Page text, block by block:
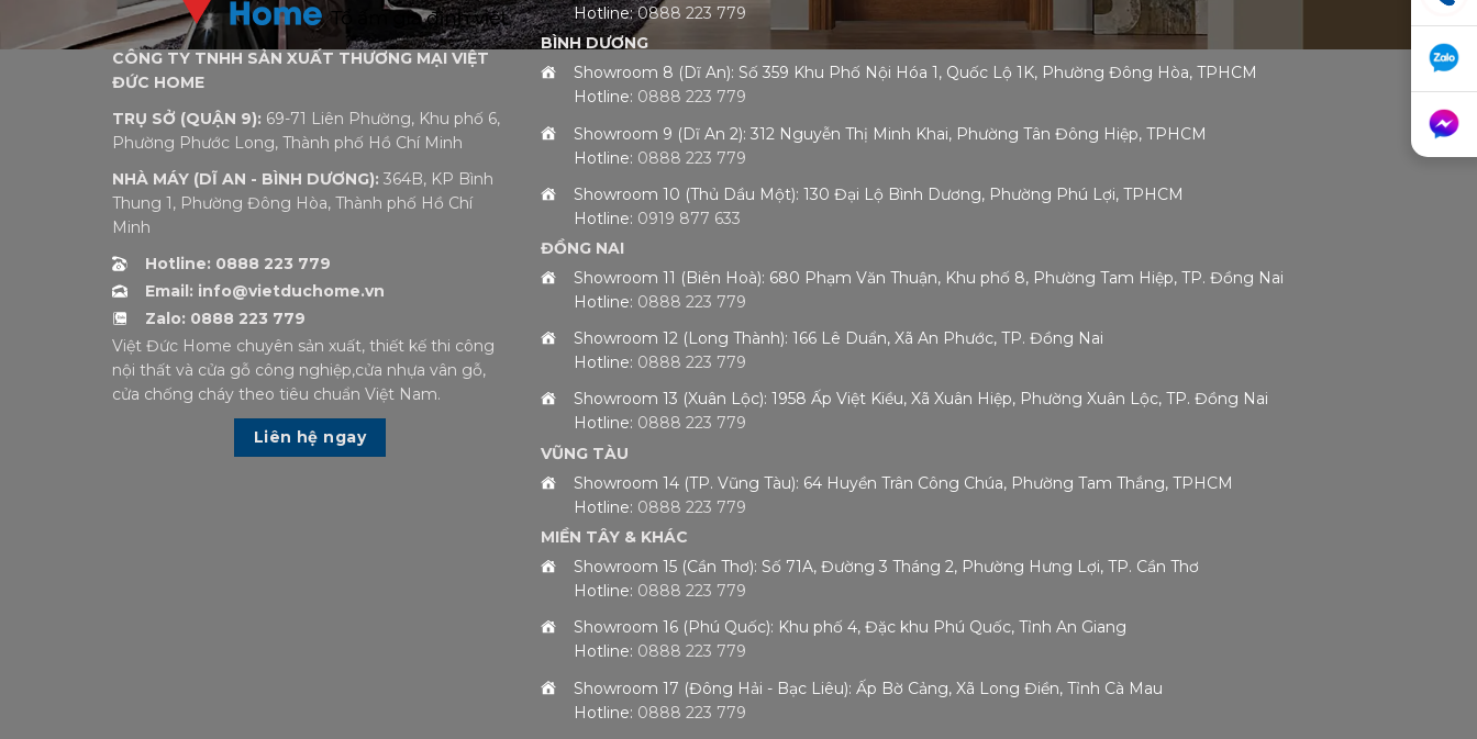
CÔNG TY TNHH SẢN XUẤT THƯƠNG MẠI VIỆT
ĐỨC HOME
TRỤ SỞ (QUẬN 9): 69-71 Liên Phường, Khu phố 6,
Phường Phước Long, Thành phố Hồ Chí Minh
NHÀ MÁY (DĨ AN - BÌNH DƯƠNG): 364B, KP Bình
Thung 1, Phường Đông Hòa, Thành phố Hồ Chí
Minh
Hotline: 0888 223 779
Email: info@vietduchome.vn
Zalo: 0888 223 779
Việt Đức Home chuyên sản xuất, thiết kế thi công
nội thất và cửa gỗ công nghiệp,cửa nhựa vân gỗ,
cửa chống cháy theo tiêu chuẩn Việt Nam.
Liên hệ ngay
Hotline:0888 223 779
BÌNH DƯƠNG
Showroom 8 (Dĩ An): Số 359 Khu Phố Nội Hóa 1, Quốc Lộ 1K, Phường Đông Hòa, TPHCM
Hotline: 0888 223 779
Showroom 9 (Dĩ An 2): 312 Nguyễn Thị Minh Khai, Phường Tân Đông Hiệp, TPHCM
Hotline: 0888 223 779
Showroom 10 (Thủ Dầu Một): 130 Đại Lộ Bình Dương, Phường Phú Lợi, TPHCM
Hotline: 0919 877 633
ĐỒNG NAI
Showroom 11 (Biên Hoà): 680 Phạm Văn Thuận, Khu phố 8, Phường Tam Hiệp, TP. Đồng Nai
Hotline: 0888 223 779
Showroom 12 (Long Thành): 166 Lê Duẩn, Xã An Phước, TP. Đồng Nai
Hotline: 0888 223 779
Showroom 13 (Xuân Lộc): 1958 Ấp Việt Kiều, Xã Xuân Hiệp, Phường Xuân Lộc, TP. Đồng Nai
Hotline: 0888 223 779
VŨNG TÀU
Showroom 14 (TP. Vũng Tàu): 64 Huyền Trân Công Chúa, Phường Tam Thắng, TPHCM
Hotline: 0888 223 779
MIỀN TÂY & KHÁC
Showroom 15 (Cần Thơ): Số 71A, Đường 3 Tháng 2, Phường Hưng Lợi, TP. Cần Thơ
Hotline: 0888 223 779
Showroom 16 (Phú Quốc): Khu phố 4, Đặc khu Phú Quốc, Tỉnh An Giang
Hotline: 0888 223 779
Showroom 17 (Đông Hải - Bạc Liêu): Ấp Bờ Cảng, Xã Long Điền, Tỉnh Cà Mau
Hotline: 0888 223 779